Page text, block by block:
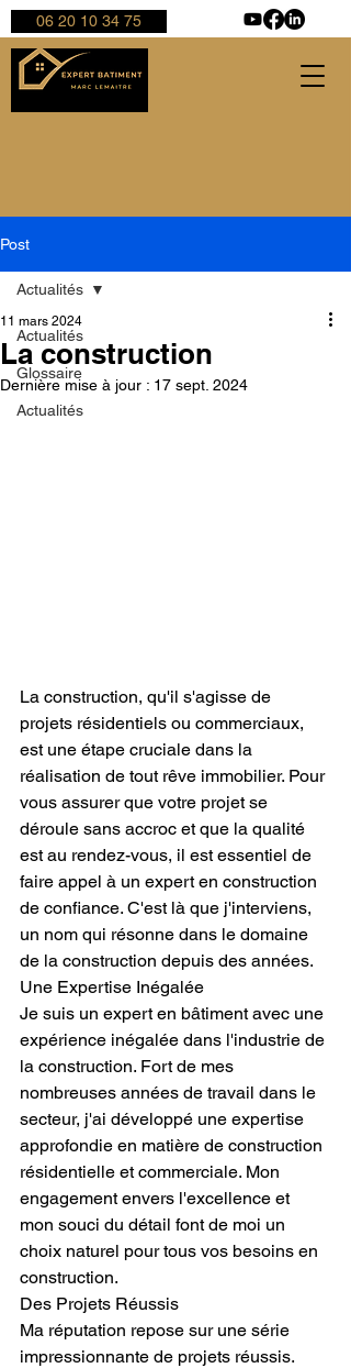
06 20 10 34 75
Post
Actualités
Glossaire
Actualités
Actualités
La construction
11 mars 2024
Dernière mise à jour : 17 sept. 2024
La construction, qu'il s'agisse de
projets résidentiels ou commerciaux,
est une étape cruciale dans la
réalisation de tout rêve immobilier. Pour
vous assurer que votre projet se
déroule sans accroc et que la qualité
est au rendez-vous, il est essentiel de
faire appel à un expert en construction
de confiance. C'est là que j'interviens,
un nom qui résonne dans le domaine
de la construction depuis des années.
Une Expertise Inégalée
Je suis un expert en bâtiment avec une
expérience inégalée dans l'industrie de
la construction. Fort de mes
nombreuses années de travail dans le
secteur, j'ai développé une expertise
approfondie en matière de construction
résidentielle et commerciale. Mon
engagement envers l'excellence et
mon souci du détail font de moi un
choix naturel pour tous vos besoins en
construction.
Des Projets Réussis
Ma réputation repose sur une série
impressionnante de projets réussis.